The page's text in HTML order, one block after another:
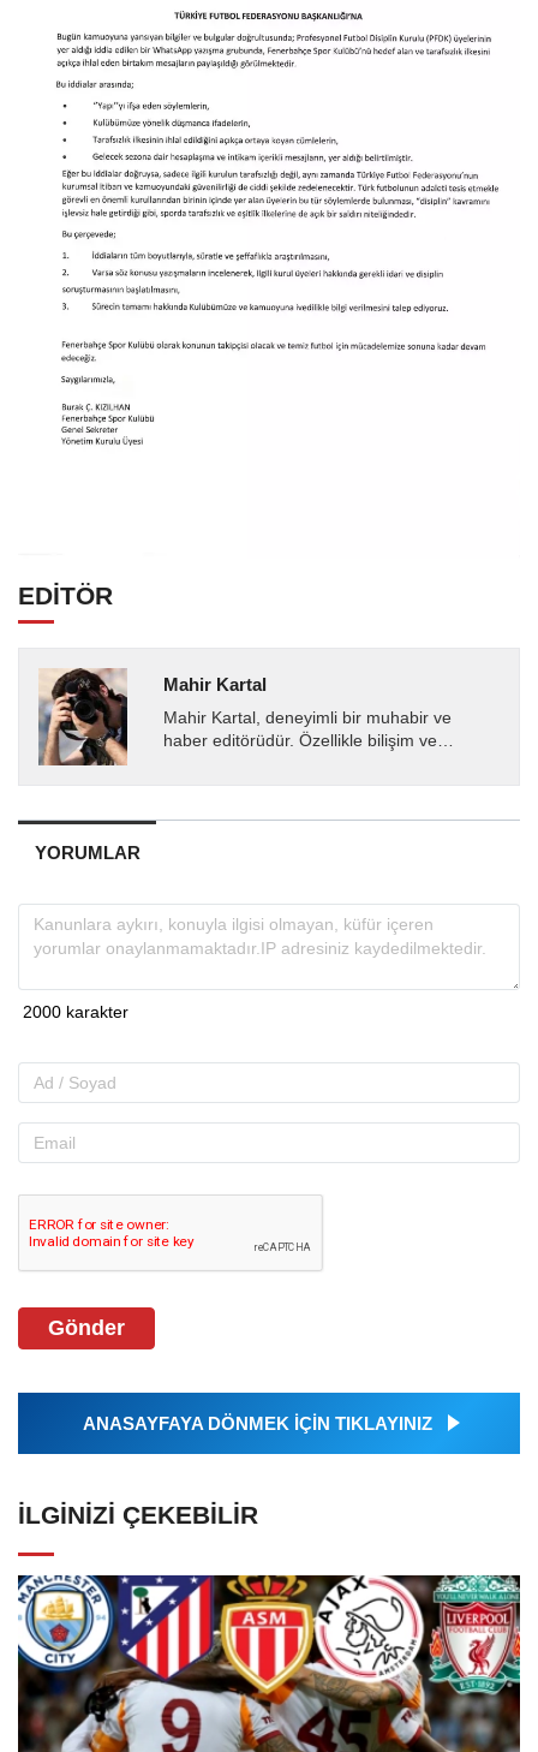
EDİTÖR
Mahir Kartal
Mahir Kartal, deneyimli bir muhabir ve
haber editörüdür. Özellikle bilişim ve
gelişmeleri okuyuculara...
YORUMLAR
Gönder
ANASAYFAYA DÖNMEK İÇİN TIKLAYINIZ
İLGINIZI ÇEKEBILIR